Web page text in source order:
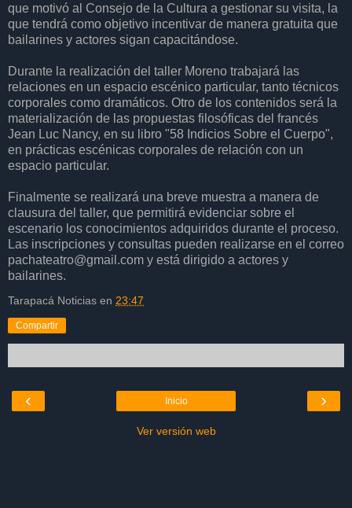
que motivó al Consejo de la Cultura a gestionar su visita, la
que tendrá como objetivo incentivar de manera gratuita que
bailarines y actores sigan capacitándose.
Durante la realización del taller Moreno trabajará las
relaciones en un espacio escénico particular, tanto técnicos
corporales como dramáticos. Otro de los contenidos será la
materialización de las propuestas filosóficas del francés
Jean Luc Nancy, en su libro "58 Indicios Sobre el Cuerpo",
en prácticas escénicas corporales de relación con un
espacio particular.
Finalmente se realizará una breve muestra a manera de
clausura del taller, que permitirá evidenciar sobre el
escenario los conocimientos adquiridos durante el proceso.
Las inscripciones y consultas pueden realizarse en el correo
pachateatro@gmail.com y está dirigido a actores y
bailarines.
Tarapacá Noticias en 23:47
Compartir
‹ ›
Inicio
Ver versión web